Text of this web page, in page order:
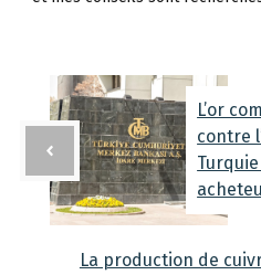
L’or
contre
La production de